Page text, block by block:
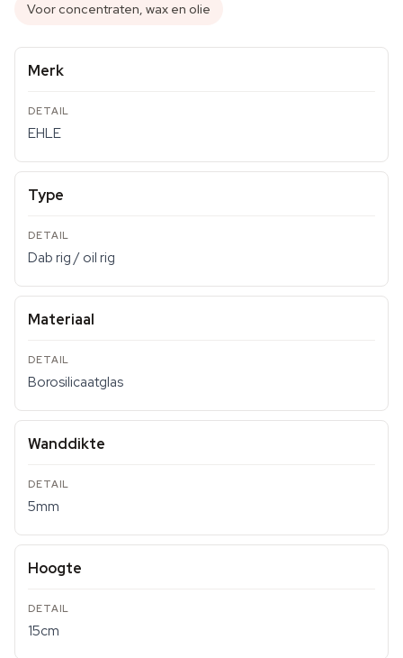
Voor concentraten, wax en olie
Merk
EHLE
Type
Dab rig / oil rig
Materiaal
Borosilicaatglas
Wanddikte
5mm
Hoogte
15cm